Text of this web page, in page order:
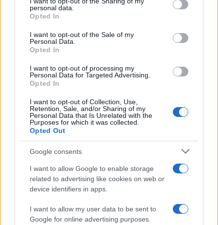
grant or deny consent to Google and its third-party tags to
use your data for below specified purposes in below Google
consent section.
personal data.
Opted In
I want to opt-out of the Sale of my
Personal Data.
Opted In
I want to opt-out of processing my
Personal Data for Targeted Advertising.
Opted In
I want to opt-out of Collection, Use,
Retention, Sale, and/or Sharing of my
Personal Data that Is Unrelated with the
Purposes for which it was collected.
Opted Out
Google consents
I want to allow Google to enable storage
related to advertising like cookies on web or
device identifiers in apps.
I want to allow my user data to be sent to
Google for online advertising purposes.
(VIDEO) Jon Lihteneger
državni prvak
pripravljajo sprejem
košarkarjev
Sredi noči na 100 kilometrov: v
Črni na Koroškem štartala
Obvestila
Izklop elektrike: 426. Nadzorništvo Vuzenica - Območje Sv.
Anton na Pohorju
Izklop elektrike: 425. Nadzorništvo Vuzenica - Območje